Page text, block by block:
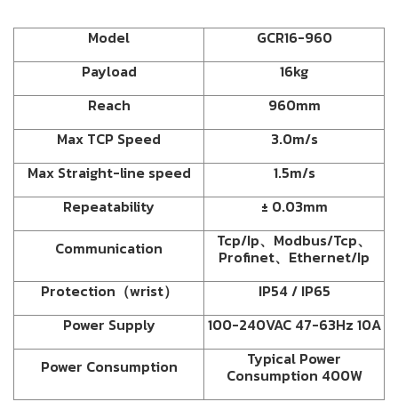
Model
GCR16-960
Payload
16kg
Reach
960mm
Max TCP Speed
3.0m/s
Max Straight-line speed
1.5m/s
Repeatability
± 0.03mm
Communication
Tcp/Ip、Modbus/Tcp、
Profinet、Ethernet/Ip
Protection（wrist）
IP54 / IP65
Power Supply
100-240VAC 47-63Hz 10A
Power Consumption
Typical Power
Consumption 400W